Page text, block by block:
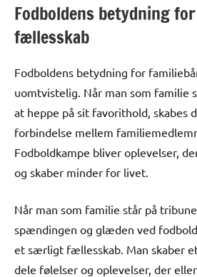
Fodboldens betydning
fællesskab
Fodboldens betydning for
uomtvistelig. Når man som familie
at heppe på sit favorithold, skabes
forbindelse mellem
Fodboldkampe bliver oplevelser,
og skaber minder for livet.
Når man som familie står på
spændingen og glæden ved
et særligt fællesskab. Man skaber
dele følelser og oplevelser, der